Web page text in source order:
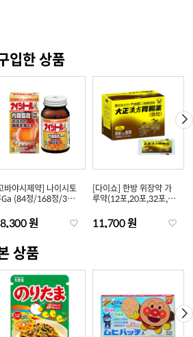
입한 상품
바야시제약] 나이시토
Ga (84정/168정/336
원
[다이쇼] 한방 위장약 가
루약(12포,20포,32포,48
11,700 원
상품